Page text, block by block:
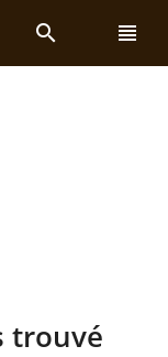
search view_headline
trouvé